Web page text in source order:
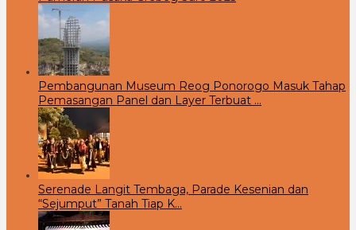
Pembangunan Museum Reog Ponorogo Masuk Tahap
Pemasangan Panel dan Layer Terbuat …
Serenade Langit Tembaga, Parade Kesenian dan
“Sejumput” Tanah Tiap K…